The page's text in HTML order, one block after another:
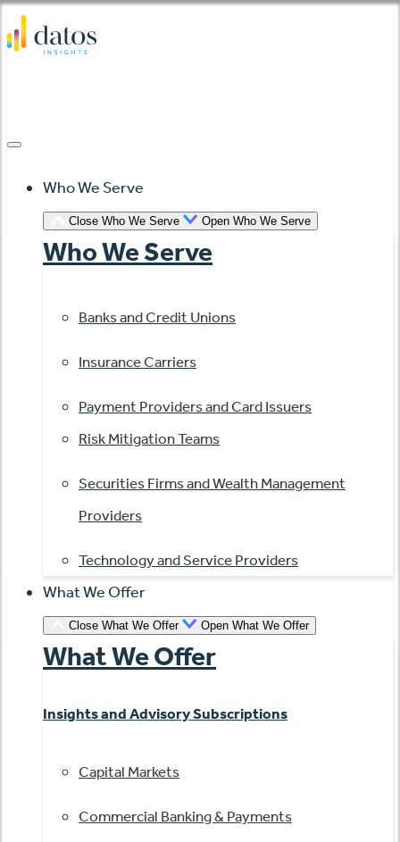
Skip
to
Who We Serve
Close Who We Serve Open Who We Serve
Who We Serve
Banks and Credit Unions
Insurance Carriers
Payment Providers and Card Issuers
Risk Mitigation Teams
Securities Firms and Wealth Management
Providers
Technology and Service Providers
What We Offer
Close What We Offer Open What We Offer
What We Offer
Insights and Advisory Subscriptions
Capital Markets
Commercial Banking & Payments